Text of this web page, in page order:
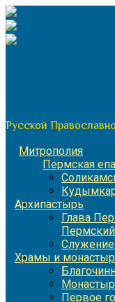
Перейти
к
содержимому
Русской
Митрополия
Пермская
Архипастырь
Глава
Храмы и
Первое